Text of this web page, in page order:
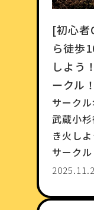
[初心者
ら徒歩
しよう
ークル
サークル
武蔵小
き火し
サークル